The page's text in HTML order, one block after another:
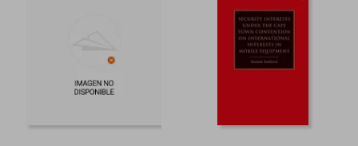
55%
dcto.